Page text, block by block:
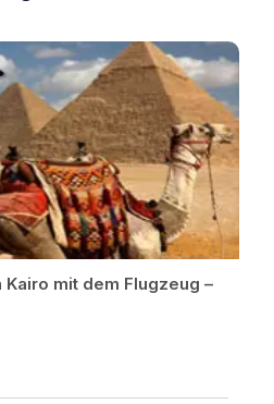
mit dem Flugzeug –